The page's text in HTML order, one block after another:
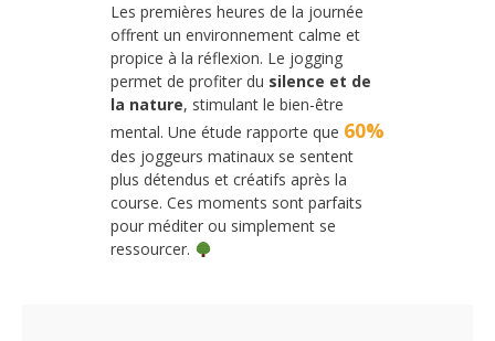
Les premières heures de la journée
offrent un environnement calme et
propice à la réflexion. Le jogging
permet de profiter du silence et de
la nature, stimulant le bien-être
mental. Une étude rapporte que 60%
des joggeurs matinaux se sentent
plus détendus et créatifs après la
course. Ces moments sont parfaits
pour méditer ou simplement se
ressourcer.